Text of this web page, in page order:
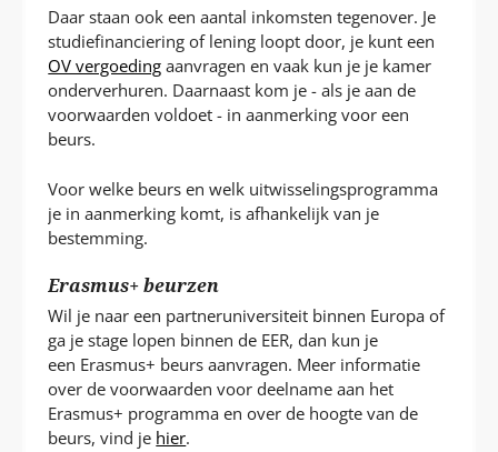
Daar staan ook een aantal inkomsten tegenover. Je
studiefinanciering of lening loopt door, je kunt een
OV vergoeding aanvragen en vaak kun je je kamer
onderverhuren. Daarnaast kom je - als je aan de
voorwaarden voldoet - in aanmerking voor een
beurs.
Voor welke beurs en welk uitwisselingsprogramma
je in aanmerking komt, is afhankelijk van je
bestemming.
Erasmus+ beurzen
Wil je naar een partneruniversiteit binnen Europa of
ga je stage lopen binnen de EER, dan kun je
een Erasmus+ beurs aanvragen. Meer informatie
over de voorwaarden voor deelname aan het
Erasmus+ programma en over de hoogte van de
beurs, vind je hier.